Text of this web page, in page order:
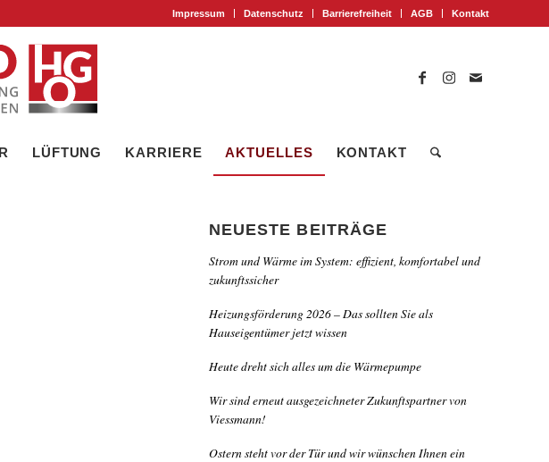
Impressum Datenschutz Barrierefreiheit AGB Kontakt
LÜFTUNG KARRIERE AKTUELLES KONTAKT
NEUESTE BEITRÄGE
Strom und Wärme im System: effizient, komfortabel und
zukunftssicher
Heizungsförderung 2026 – Das sollten Sie als
Hauseigentümer jetzt wissen
Heute dreht sich alles um die Wärmepumpe
Wir sind erneut ausgezeichneter Zukunftspartner von
Viessmann!
Ostern steht vor der Tür und wir wünschen Ihnen ein